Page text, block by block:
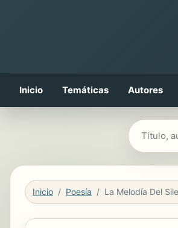
Inicio Temáticas Autores
Buscar
Inicio Poesía La Melodía Del